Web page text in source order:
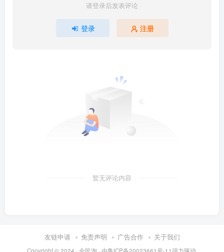
请登录后发表评论
登录 注册
暂无评论内容
友链申请 免责声明 广告合作 关于我们